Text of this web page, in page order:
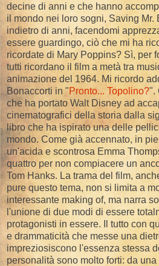
decine di anni e che hanno
il mondo nei loro sogni, Saving Mr.
indietro di anni, facendomi
essere guardingo, ciò che mi ha
ricordate di Mary Poppins? Sì, per
tutti ricordano il film a metà tra
animazione del 1964. Mi ricordo
Bonaccorti in "Pronto... Topolino?".
che ha portato Walt Disney ad
cinematografici della storia dalla
libro che ha ispirato una delle
mondo. Come già accennato, in
un'acida e scontrosa Emma
quattro per non compiacere un
Tom Hanks. La trama del film,
pure questo tema, non si limita a
interessante making of, ma narra
l'unione di due modi di essere
protagonisti in essere. Il tutto con
e drammaticità che messe una
impreziosiscono l'essenza stessa
personalità sono molto forti: da